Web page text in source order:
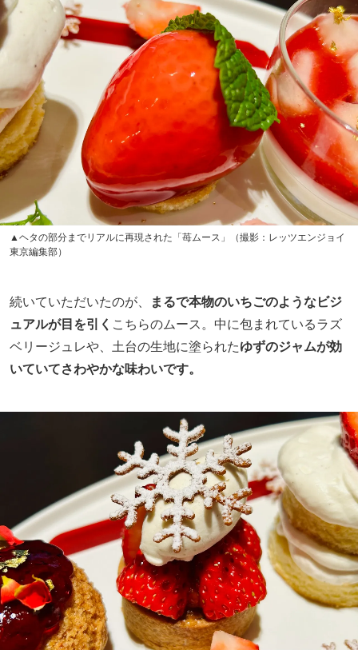
▲ヘタの部分までリアルに再現された「苺ムース」（撮影：レッツエンジョイ
東京編集部）
続いていただいたのが、
まるで本物のいちごのようなビジ
ュアルが目を引く こちらのムース。中に包まれているラズ
ベリージュレや、土台の生地に塗られたゆずのジャムが効
いていてさわやかな味わいです。